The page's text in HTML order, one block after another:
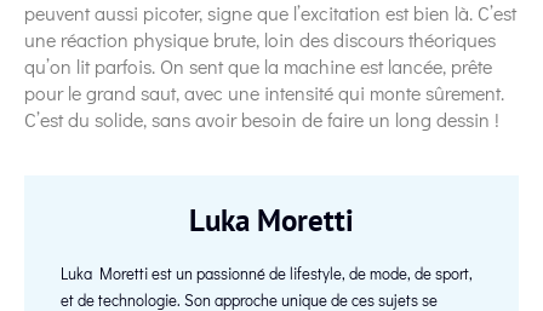
peuvent aussi picoter, signe que l’excitation est bien là. C’est
une réaction physique brute, loin des discours théoriques
qu’on lit parfois. On sent que la machine est lancée, prête
pour le grand saut, avec une intensité qui monte sûrement.
C’est du solide, sans avoir besoin de faire un long dessin !
Luka Moretti
Luka Moretti est un passionné de lifestyle, de mode, de sport,
et de technologie. Son approche unique de ces sujets se